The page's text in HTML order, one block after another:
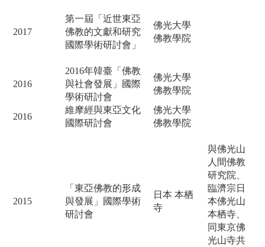
2017
第一屆「近世東亞
佛教的文獻和研究
國際學術研討會」
佛光大學
佛教學院
2016
2016年韓臺「佛教
與社會發展」國際
學術研討會
佛光大學
佛教學院
2016
維摩經與東亞文化
國際研討會
佛光大學
佛教學院
2015
「東亞佛教的形成
與發展」國際學術
研討會
日本本栖
寺
與佛光山
人間佛教
研究院、
臨濟宗日
本佛光山
本栖寺、
同東京佛
光山寺共